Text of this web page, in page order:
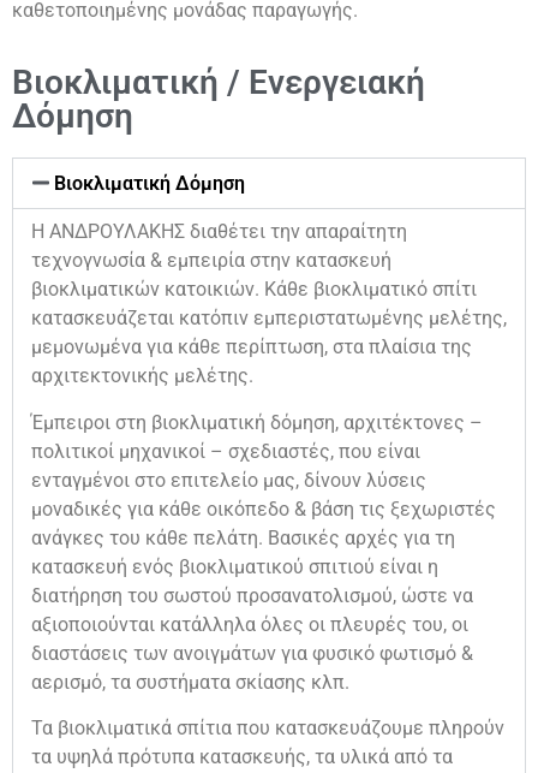
καθετοποιημένης μονάδας παραγωγής.
Βιοκλιματική / Ενεργειακή
Δόμηση
Βιοκλιματική Δόμηση
Η ΑΝΔΡΟΥΛΑΚΗΣ διαθέτει την απαραίτητη
τεχνογνωσία & εμπειρία στην κατασκευή
βιοκλιματικών κατοικιών. Κάθε βιοκλιματικό σπίτι
κατασκευάζεται κατόπιν εμπεριστατωμένης μελέτης,
μεμονωμένα για κάθε περίπτωση, στα πλαίσια της
αρχιτεκτονικής μελέτης.
Έμπειροι στη βιοκλιματική δόμηση, αρχιτέκτονες –
πολιτικοί μηχανικοί – σχεδιαστές, που είναι
ενταγμένοι στο επιτελείο μας, δίνουν λύσεις
μοναδικές για κάθε οικόπεδο & βάση τις ξεχωριστές
ανάγκες του κάθε πελάτη. Βασικές αρχές για τη
κατασκευή ενός βιοκλιματικού σπιτιού είναι η
διατήρηση του σωστού προσανατολισμού, ώστε να
αξιοποιούνται κατάλληλα όλες οι πλευρές του, οι
διαστάσεις των ανοιγμάτων για φυσικό φωτισμό &
αερισμό, τα συστήματα σκίασης κλπ.
Τα βιοκλιματικά σπίτια που κατασκευάζουμε πληρούν
τα υψηλά πρότυπα κατασκευής, τα υλικά από τα